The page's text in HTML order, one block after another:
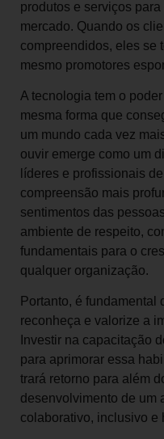
produtos e serviços
mercado. Quando os
compreendidos, eles se
mesmo promotores
A tecnologia tem o
mesma forma que
um mundo cada vez
ouvir emerge como um
líderes e profissionais
compreensão mais
sentimentos das
ambiente de respeito,
fundamentais para o
qualquer organização.
Portanto, é fundamental
reconheça e valorize a
Investir na capacitação
para aprimorar essa
trará retorno para além
desenvolvimento de um
colaborativo, inclusivo e